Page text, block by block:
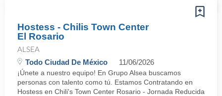
Hostess - Chilis Town Center
El Rosario
ALSEA
Todo Ciudad De México 11/06/2026
¡Únete a nuestro equipo! En Grupo Alsea buscamos
personas con talento como tú. Estamos Contratando en
Hostess en Chili's Town Center Rosario - Jornada Reducida